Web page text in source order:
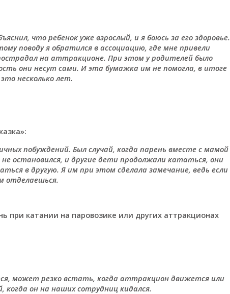
что ребенок уже взрослый, и я боюсь за его здоровье.
поводу я обратился в ассоциацию, где мне привели
на аттракционе. При этом у родителей было
они несут сами. И эта бумажка им не помогла, в итоге
несколько лет.
побуждений. Был случай, когда парень вместе с мамой
остановился, и другие дети продолжали кататься, они
в другую. Я им при этом сделала замечание, ведь если
отделаешься.
при катании на паровозике или других аттракционах
может резко встать, когда аттракцион движется или
когда он на наших сотрудниц кидался.